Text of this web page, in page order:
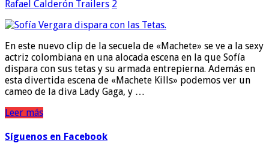
Rafael Calderón Trailers 2
En este nuevo clip de la secuela de «Machete» se ve a la sexy
actriz colombiana en una alocada escena en la que Sofía
dispara con sus tetas y su armada entrepierna. Además en
esta divertida escena de «Machete Kills» podemos ver un
cameo de la diva Lady Gaga, y …
Leer más
Síguenos en Facebook